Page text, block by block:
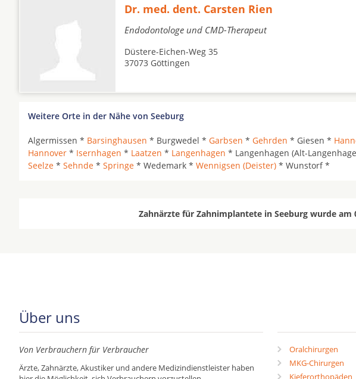
Dr. med. dent. Carsten Rien
Endodontologe und CMD-Therapeut
Düstere-Eichen-Weg 35
37073 Göttingen
Weitere Orte in der Nähe von Seeburg
Algermissen * Barsinghausen * Burgwedel * Garbsen * Gehrden * Giesen *
Hannover * Isernhagen * Laatzen * Langenhagen * Langenhagen (Alt-
Seelze * Sehnde * Springe * Wedemark * Wennigsen (Deister) * Wunstorf *
Zahnärzte für Zahnimplantete in Seeburg wurde am
Über uns
Von Verbrauchern für Verbraucher
Ärzte, Zahnärzte, Akustiker und andere Medizindienstleister haben
Oralchirurgen
MKG-Chirurgen
Kieferorthopäden